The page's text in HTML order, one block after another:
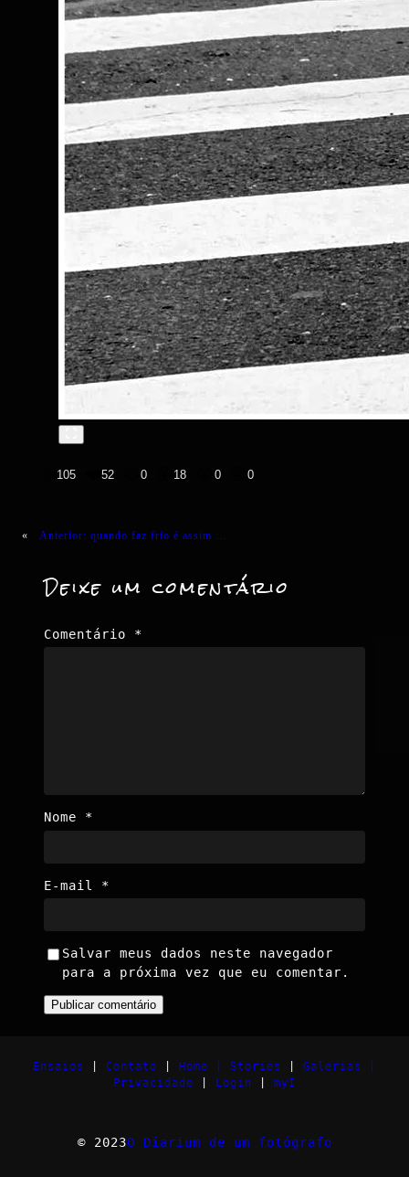
105 52 0 18 0 0
« Anterior: quando faz frio é assim …
Deixe um comentário
Comentário *
Nome *
E-mail *
Salvar meus dados neste navegador
para a próxima vez que eu comentar.
Ensaios Contato Home | Stories
Galerias |
Privacidade
Login myI
© 2023O Diarium de um fotógrafo